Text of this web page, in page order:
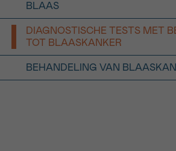
BLAAS
DIAGNOSTISCHE TESTS MET
TOT BLAASKANKER
BEHANDELING VAN